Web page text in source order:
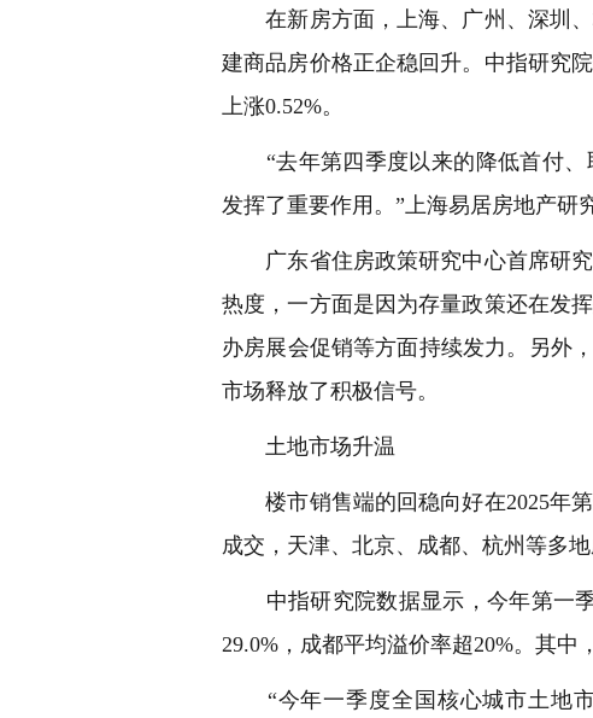
在新房方面，上海、广州、深圳、
建商品房价格正企稳回升。中指研究
上涨0.52%。
“去年第四季度以来的降低首付、
发挥了重要作用。”上海易居房地产研
广东省住房政策研究中心首席研究
热度，一方面是因为存量政策还在发
办房展会促销等方面持续发力。另外
市场释放了积极信号。
土地市场升温
楼市销售端的回稳向好在2025年第
成交，天津、北京、成都、杭州等多
中指研究院数据显示，今年第一季
29.0%，成都平均溢价率超20%。其中
“今年一季度全国核心城市土地市